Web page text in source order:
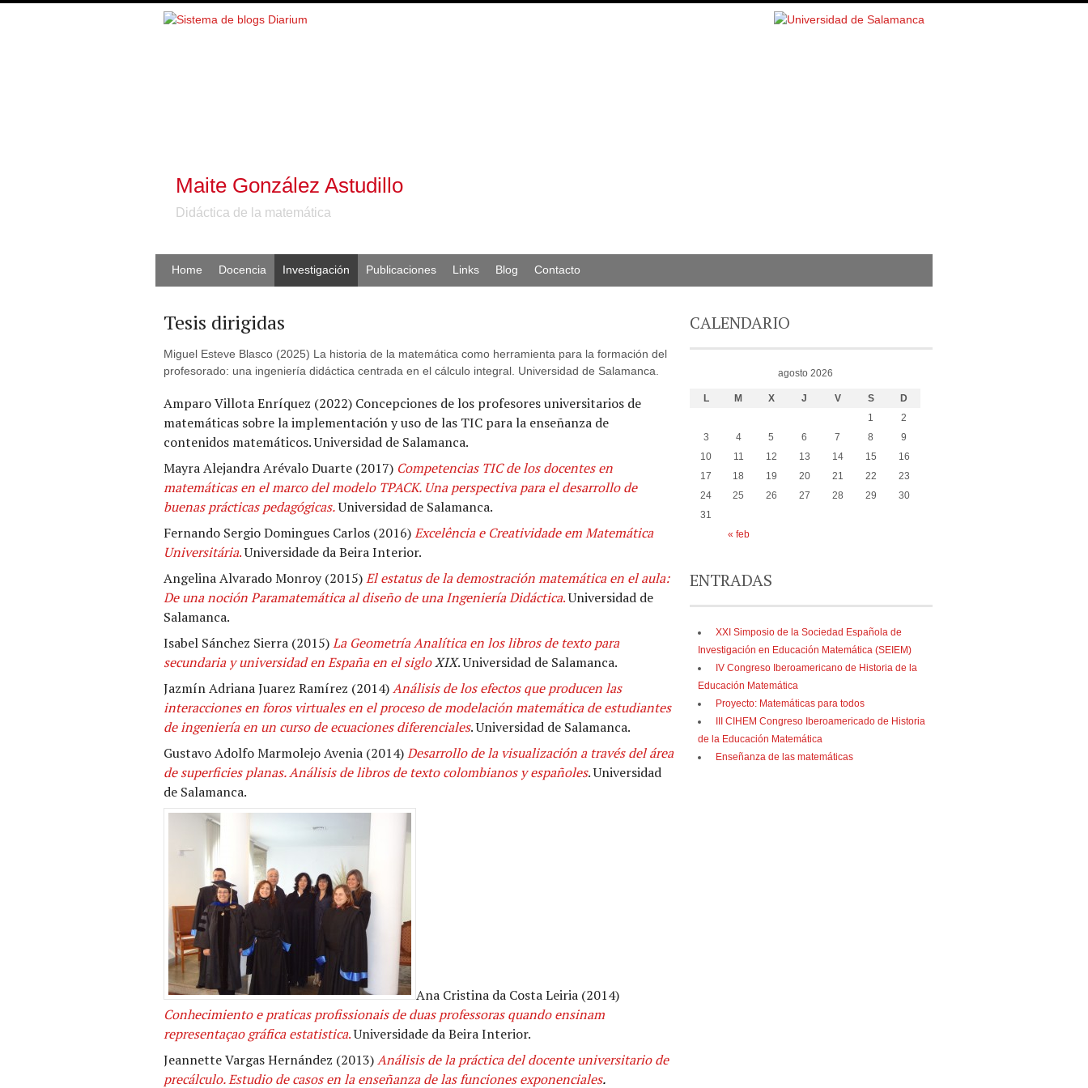
Maite González Astudillo
Didáctica de la matemática
Home Docencia Investigación Publicaciones Links Blog Contacto
Tesis dirigidas
Miguel Esteve Blasco (2025) La historia de la matemática como herramienta para la formación del
profesorado: una ingeniería didáctica centrada en el cálculo integral. Universidad de Salamanca.
Amparo Villota Enríquez (2022) Concepciones de los profesores universitarios de
matemáticas sobre la implementación y uso de las TIC para la enseñanza de
contenidos matemáticos. Universidad de Salamanca.
Mayra Alejandra Arévalo Duarte (2017) Competencias TIC de los docentes en
matemáticas en el marco del modelo TPACK. Una perspectiva para el desarrollo de
buenas prácticas pedagógicas.Universidad de Salamanca.
Fernando Sergio Domingues Carlos (2016)Excelência e Creatividade em Matemática
Universitária.Universidade da Beira Interior.
Angelina Alvarado Monroy (2015)El estatus de la demostración matemática en el aula:
De una noción Paramatemática al diseño de una Ingeniería Didáctica.Universidad de
Salamanca.
Isabel Sánchez Sierra (2015)La Geometría Analítica en los libros de texto para
secundaria y universidad en España en el sigloXIX. Universidad de Salamanca.
Jazmín Adriana Juarez Ramírez (2014)Análisis de los efectos que producen las
interacciones en foros virtuales en el proceso de modelación matemática de estudiantes
de ingeniería en un curso de ecuaciones diferenciales. Universidad de Salamanca.
Gustavo Adolfo Marmolejo Avenia (2014)Desarrollo de la visualización a través del área
de superficies planas. Análisis de libros de texto colombianos y españoles. Universidad
de Salamanca.
Ana Cristina da Costa Leiria (2014)
Conhecimiento e praticas profissionais de duas professoras quando ensinam
representaçao gráfica estatistica.Universidade da Beira Interior.
Jeannette Vargas Hernández (2013)Análisis de la práctica del docente universitario de
precálculo. Estudio de casos en la enseñanza de las funciones exponenciales.
CALENDARIO
agosto 2026
L M X J V S D
« feb
1
2
3
4 5 6 7 8
9
10
11 12 13 14 15
16
17
18 19 20 21 22
23
24
25 26 27 28 29
30
31
ENTRADAS
XXI Simposio de la Sociedad Española de
Investigación en Educación Matemática (SEIEM)
IV Congreso Iberoamericano de Historia de la
Educación Matemática
Proyecto: Matemáticas para todos
III CIHEM Congreso Iberoamericado de Historia
de la Educación Matemática
Enseñanza de las matemáticas